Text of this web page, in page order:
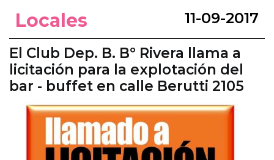
Locales 11-09-2017
El Club Dep. B. Bº Rivera llama a
licitación para la explotación del
bar - buffet en calle Berutti 2105